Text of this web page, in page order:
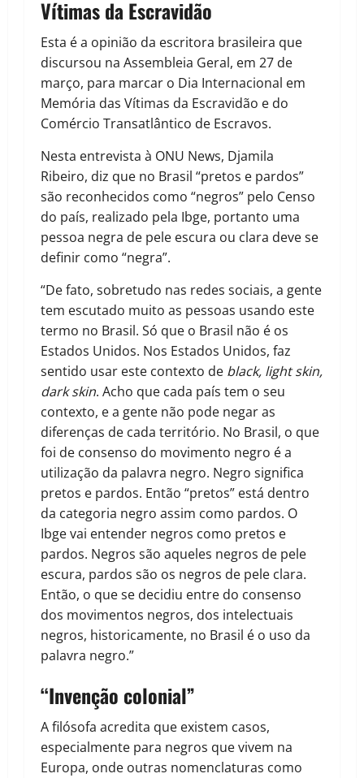
Vítimas da Escravidão
Esta é a opinião da escritora brasileira que
discursou na Assembleia Geral, em 27 de
março, para marcar o Dia Internacional em
Memória das Vítimas da Escravidão e do
Comércio Transatlântico de Escravos.
Nesta entrevista à ONU News, Djamila
Ribeiro, diz que no Brasil “pretos e pardos”
são reconhecidos como “negros” pelo Censo
do país, realizado pela Ibge, portanto uma
pessoa negra de pele escura ou clara deve se
definir como “negra”.
“De fato, sobretudo nas redes sociais, a gente
tem escutado muito as pessoas usando este
termo no Brasil. Só que o Brasil não é os
Estados Unidos. Nos Estados Unidos, faz
sentido usar este contexto de black, light skin,
dark skin. Acho que cada país tem o seu
contexto, e a gente não pode negar as
diferenças de cada território. No Brasil, o que
foi de consenso do movimento negro é a
utilização da palavra negro. Negro significa
pretos e pardos. Então “pretos” está dentro
da categoria negro assim como pardos. O
Ibge vai entender negros como pretos e
pardos. Negros são aqueles negros de pele
escura, pardos são os negros de pele clara.
Então, o que se decidiu entre do consenso
dos movimentos negros, dos intelectuais
negros, historicamente, no Brasil é o uso da
palavra negro.”
“Invenção colonial”
A filósofa acredita que existem casos,
especialmente para negros que vivem na
Europa, onde outras nomenclaturas como